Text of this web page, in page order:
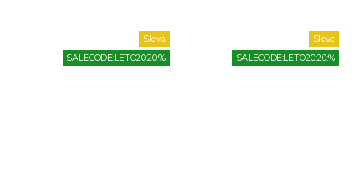
Sleva
SALECODE:LETO20:20:%
Sleva
SALECODE:LETO20:20:%